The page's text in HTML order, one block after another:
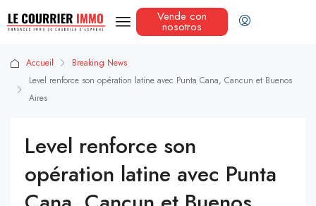
Vende con
nosotros
Accueil
Breaking News
Level renforce son opération latine avec Punta Cana, Cancun et Buenos
Aires
Level renforce son
opération latine avec Punta